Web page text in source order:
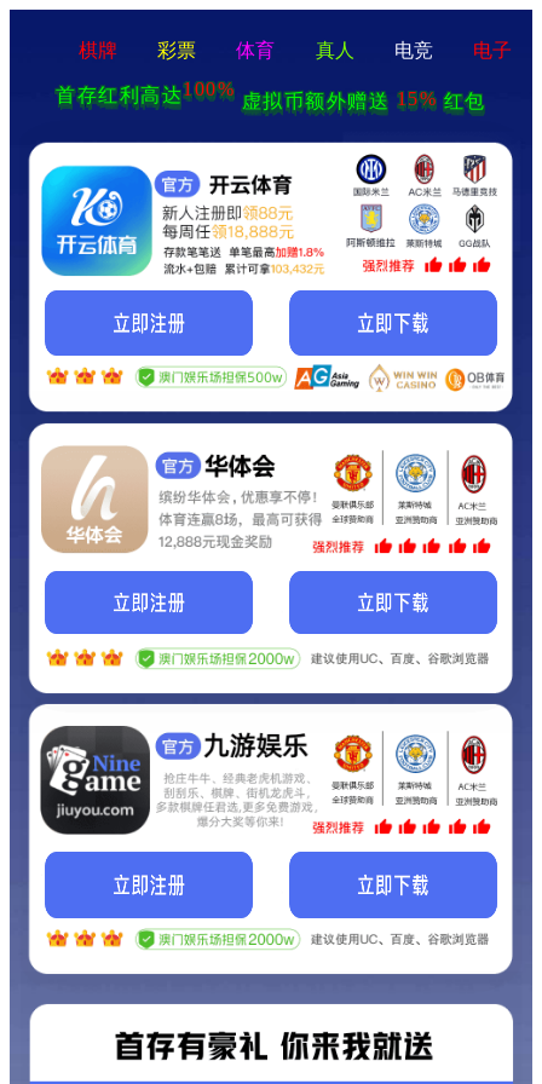
棋牌 彩票 体育 真人 电竞 电子
首存红利高达100%
虚拟币额外赠送 15% 红包